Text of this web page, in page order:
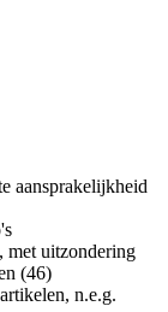
aansprakelijkheid
met uitzondering
(46)
n.e.g.